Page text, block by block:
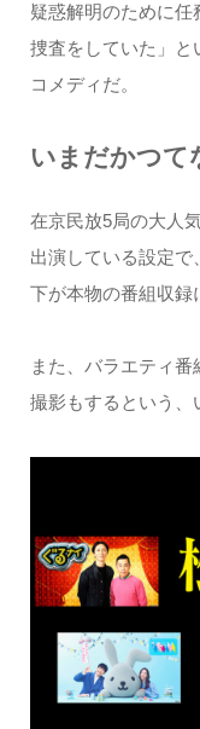
疑惑解明のために任
捜査をしていた」と
コメディだ。
いまだかつて
在京民放5局の大人
出演している設定
下が本物の番組収録
また、バラエティ
撮影もするという、